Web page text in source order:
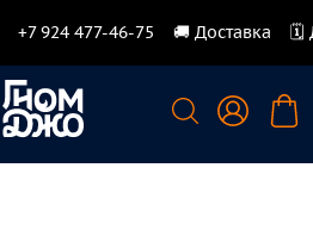
+7 924 477-46-75 🚚 Доставка 🗓️